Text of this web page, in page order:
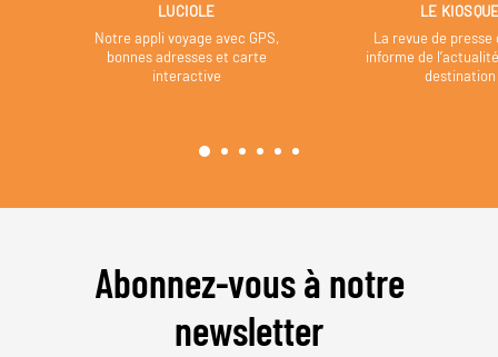
LUCIOLE
Notre appli voyage avec GPS,
bonnes adresses et carte
interactive
LE
La revue de presse
informe de
destination
Abonnez-vous à notre
newsletter